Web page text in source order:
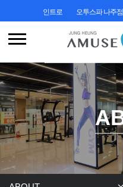
인트로 오투스파 나주점